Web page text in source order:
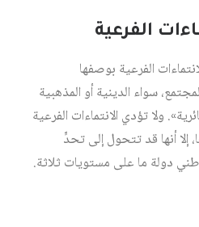
الفرعية بوصفها
سواء الدينية أو المذهبية
ولا تؤدي الانتماءات الفرعية
أنها قد تتحول إلى تحدٍّ
دولة ما على مستويات ثلاثة.